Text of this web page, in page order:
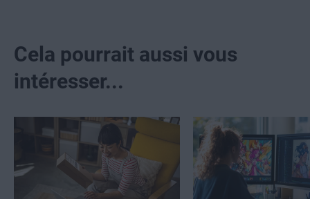
Cela pourrait aussi vous
intéresser...